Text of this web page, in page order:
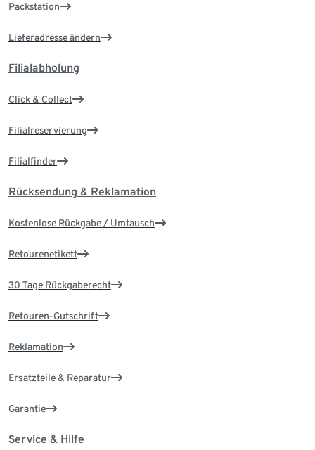
Packstation
Lieferadresse ändern
Filialabholung
Click & Collect
Filialreservierung
Filialfinder
Rücksendung & Reklamation
Kostenlose Rückgabe / Umtausch
Retourenetikett
30 Tage Rückgaberecht
Retouren-Gutschrift
Reklamation
Ersatzteile & Reparatur
Garantie
Service & Hilfe